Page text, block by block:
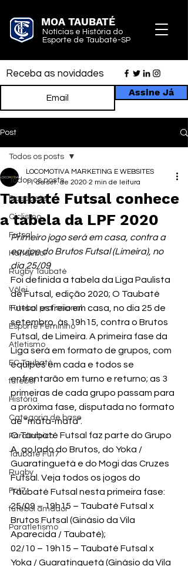
MOA TAUBATÉ
Notícias e História do
Esporte de Taubaté-SP
Receba as novidades
Assine Já
Post
Todos os posts
Basquete
Ciclismo
Futsal
Handebol
Rugby Taubaté
Vôlei
Futebol profissional
Esporte Feminino
Atletismo
EC Taubaté
futebol
História
Categoria de base
Paralímpico
Taubaté Fut7
Rugby
Fut7
futebol amador
Paratletismo
Todos os posts
Taubaté Futsal conhece
a tabela da LPF 2020
LOCOMOTIVA MARKETING E WEBSITES
11 de set. de 2020 2 min de leitura
Primeiro jogo será em casa, contra a
equipe do Brutos Futsal (Limeira), no
dia 25/09
Foi definida a tabela da Liga Paulista
de Futsal, edição 2020; O Taubaté
Futsal estreia em casa, no dia 25 de
setembro, às 19h15, contra o Brutos
Futsal, de Limeira. A primeira fase da
Liga será em formato de grupos, com
equipes em cada e todos se
enfrentarão em turno e returno; as 3
primeiras de cada grupo passam para
a próxima fase, disputada no formato
de “mata-mata”.
O Taubaté Futsal faz parte do Grupo
A, ao lado do Brutos, do Yoka /
Guaratinguetá e do Mogi das Cruzes
Futsal. Veja todos os jogos do
Taubaté Futsal nesta primeira fase:
25/09 – 19h15 – Taubaté Futsal x
Brutos Futsal (Ginásio da Vila
Aparecida / Taubaté);
02/10 – 19h15 – Taubaté Futsal x
Yoka / Guaratinguetá (Ginásio da Vila